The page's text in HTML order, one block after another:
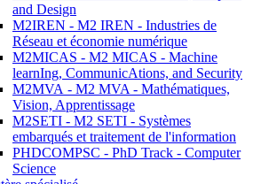
and Design
M2IREN - M2 IREN - Industries de
Réseau et économie numérique
M2MICAS - M2 MICAS - Machine
learnIng, CommunicAtions, and Security
M2MVA - M2 MVA - Mathématiques,
Vision, Apprentissage
M2SETI - M2 SETI - Systèmes
embarqués et traitement de l'information
PHDCOMPSC - PhD Track - Computer
Science